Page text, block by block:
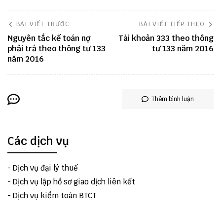
BÀI VIẾT TRƯỚC
Nguyên tắc kế toán nợ
phải trả theo thông tư 133
năm 2016
BÀI VIẾT TIẾP THEO
Tài khoản 333 theo thông
tư 133 năm 2016
Thêm bình luận
Các dịch vụ
- Dịch vụ đại lý thuế
- Dịch vụ lập hồ sơ giao dịch liên kết
- Dịch vụ kiểm toán BTCT